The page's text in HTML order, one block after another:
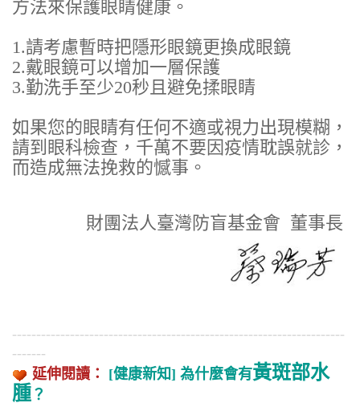
方法來保護眼睛健康。
1.請考慮暫時把隱形眼鏡更換成眼鏡
2.戴眼鏡可以增加一層保護
3.勤洗手至少20秒且避免揉眼睛
如果您的眼睛有任何不適或視力出現模糊，
請到眼科檢查，千萬不要因疫情耽誤就診，
而造成無法挽救的憾事。
財團法人臺灣防盲基金會 董事長
---------------------------------------------------------------------
-------
延伸閱讀：
[健康新知] 為什麼會有黃斑部水
腫 ？